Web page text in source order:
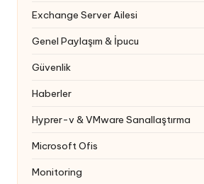
Exchange Server Ailesi
Genel Paylaşım & İpucu
Güvenlik
Haberler
Hyprer-v & VMware Sanallaştırma
Microsoft Ofis
Monitoring